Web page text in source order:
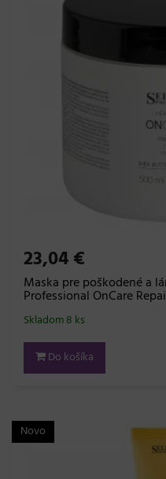
23,04 €
Maska pre poškodené a
Professional OnCare
Skladom 8 ks
Do košíka
Novo